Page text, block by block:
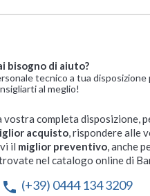
bisogno di aiuto?
tecnico a tua disposizione
al meglio!
completa disposizione,
acquisto, rispondere alle
il miglior preventivo, anche
nel catalogo online di
phone (+39) 0444 134 3209